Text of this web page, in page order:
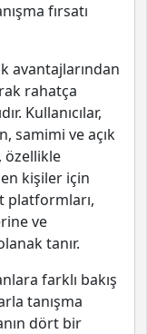
fırsatı
avantajlarından
rahatça
Kullanıcılar,
samimi ve açık
özellikle
kişiler için
platformları,
ve
tanır.
farklı bakış
tanışma
dört bir